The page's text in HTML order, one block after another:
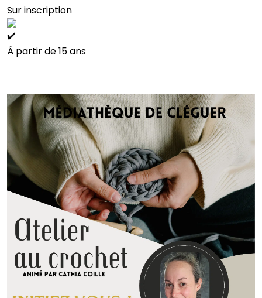
Sur inscription
Á partir de 15 ans